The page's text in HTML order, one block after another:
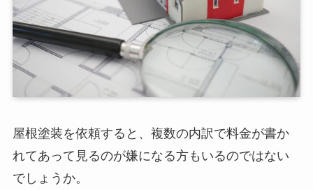
屋根塗装を依頼すると、複数の内訳で料金が書か
れてあって見るのが嫌になる方もいるのではない
でしょうか。